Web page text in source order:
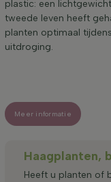
plastic: een
tweede leven heeft
planten optimaal
uitdroging.
Meer informatie
Haagplanten,
Heeft u planten of